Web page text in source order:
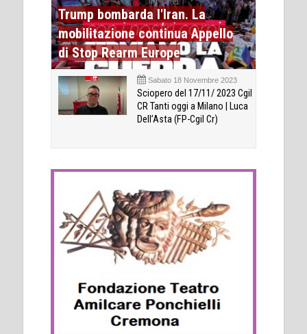
Trump bombarda l'Iran. La
mobilitazione continua Appello
di Stop Rearm Europe
Sabato 18 Novembre 2023
Sciopero del 17/11/ 2023 Cgil
CR Tanti oggi a Milano | Luca
Dell’Asta (FP-Cgil Cr)